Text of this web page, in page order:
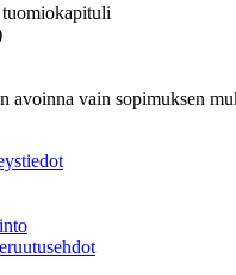
avoinna vain sopimuksen